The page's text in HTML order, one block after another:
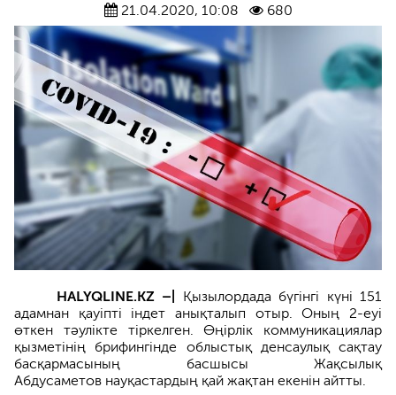
21.04.2020, 10:08 680
HALYQLINE.KZ –|
Қызылордада бүгінгі күні 151
адамнан қауіпті індет анықталып отыр. Оның 2-еуі
өткен тәулікте тіркелген. Өңірлік коммуникациялар
қызметінің брифингінде облыстық денсаулық сақтау
басқармасының басшысы Жақсылық
Абдусаметов науқастардың қай жақтан екенін айтты.